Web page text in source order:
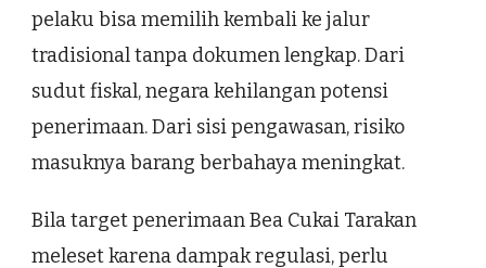
pelaku bisa memilih kembali ke jalur
tradisional tanpa dokumen lengkap. Dari
sudut fiskal, negara kehilangan potensi
penerimaan. Dari sisi pengawasan, risiko
masuknya barang berbahaya meningkat.
Bila target penerimaan Bea Cukai Tarakan
meleset karena dampak regulasi, perlu